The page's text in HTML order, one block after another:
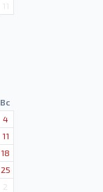
11
Вс
4
11
18
25
2